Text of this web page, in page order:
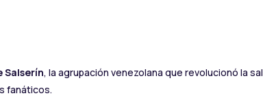
Salserín, la agrupación venezolana que revolucionó la
fanáticos.